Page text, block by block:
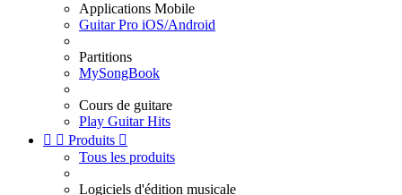
Applications Mobile
Guitar Pro iOS/Android
Partitions
MySongBook
Cours de guitare
Play Guitar Hits
  Produits 
Tous les produits
Logiciels d'édition musicale